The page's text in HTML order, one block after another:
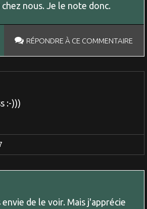
nous. Je le note donc.
RÉPONDRE À CE COMMENTAIRE
:-)))
de le voir. Mais j'apprécie